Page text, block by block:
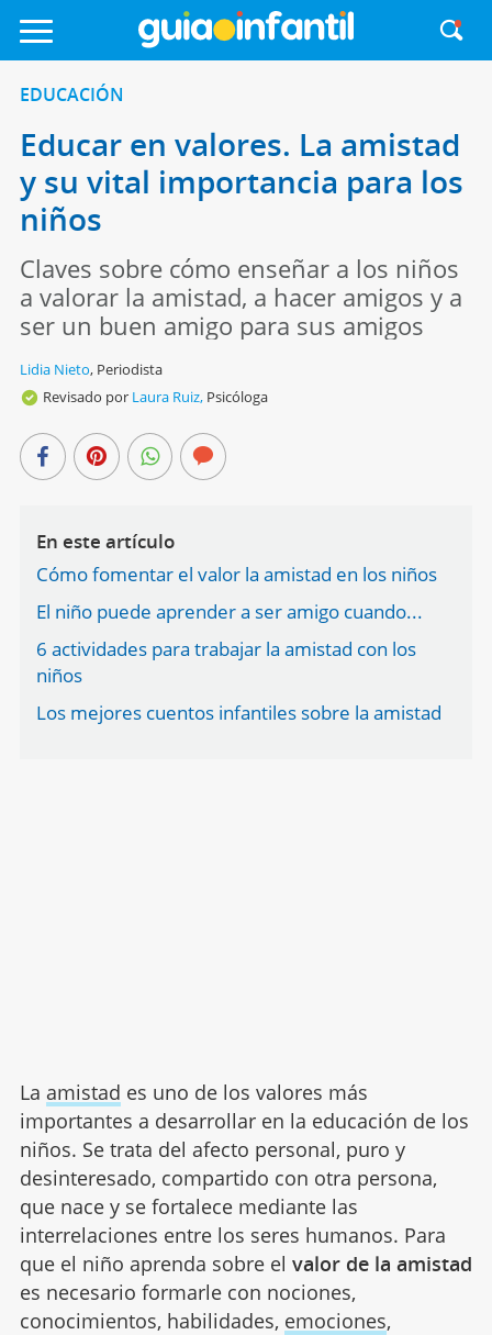
EDUCACIÓN
Educar en valores. La amistad
y su vital importancia para los
niños
Claves sobre cómo enseñar a los niños
a valorar la amistad, a hacer amigos y a
ser un buen amigo para sus amigos
Lidia Nieto, Periodista
Revisado por Laura Ruiz, Psicóloga
En este artículo
Cómo fomentar el valor la amistad en los niños
El niño puede aprender a ser amigo cuando...
6 actividades para trabajar la amistad con los
niños
Los mejores cuentos infantiles sobre la amistad
La amistad es uno de los valores más
importantes a desarrollar en la educación de los
niños. Se trata del afecto personal, puro y
desinteresado, compartido con otra persona,
que nace y se fortalece mediante las
interrelaciones entre los seres humanos. Para
que el niño aprenda sobre el valor de la amistad
es necesario formarle con nociones,
conocimientos, habilidades, emociones,